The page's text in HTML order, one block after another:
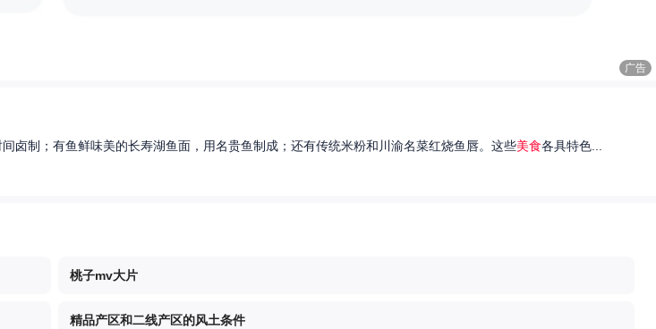
广告
卤制；有鱼鲜味美的长寿湖鱼面，用名贵鱼制成；还有传统米粉和川渝名菜红烧鱼唇。这些美食各具特色...
桃子mv大片
精品产区和二线产区的风土条件